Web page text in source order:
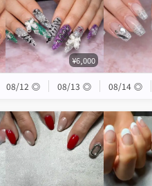
¥6,000
08/12 ◎ 08/13 ◎ 08/14 ◎